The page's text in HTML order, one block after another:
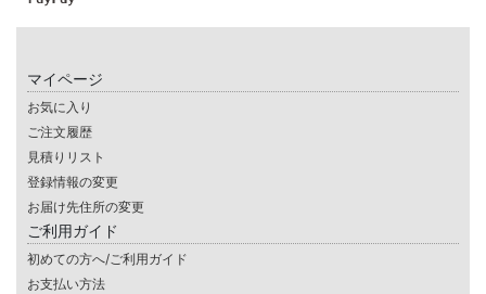
マイページ
お気に入り
ご注文履歴
見積りリスト
登録情報の変更
お届け先住所の変更
ご利用ガイド
初めての方へ/ご利用ガイド
お支払い方法